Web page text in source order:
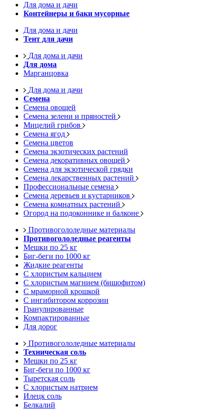
Для дома и дачи
Контейнеры и баки мусорные
Для дома и дачи
Тент для дачи
Для дома и дачи
Для дома
Марганцовка
Для дома и дачи
Семена
Семена овощей
Семена зелени и пряностей
Мицелий грибов
Семена ягод
Семена цветов
Семена экзотических растений
Семена декоративных овощей
Семена для экзотической грядки
Семена лекарственных растений
Профессиональные семена
Семена деревьев и кустарников
Семена комнатных растений
Огород на подоконнике и балконе
Противогололедные материалы
Противогололедные реагенты
Мешки по 25 кг
Биг-беги по 1000 кг
Жидкие реагенты
С хлористым кальцием
С хлористым магнием (бишофитом)
С мраморной крошкой
С ингибитором коррозии
Гранулированные
Компактированные
Для дорог
Противогололедные материалы
Техническая соль
Мешки по 25 кг
Биг-беги по 1000 кг
Тыретская соль
С хлористым натрием
Илецк соль
Белкалий